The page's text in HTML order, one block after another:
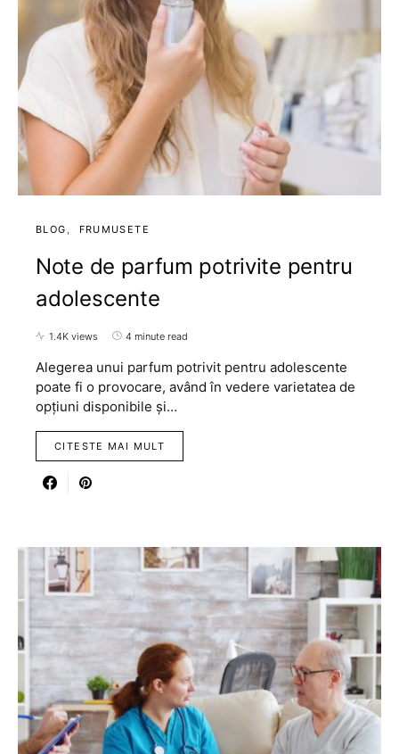
BLOG FRUMUSETE
Note de parfum potrivite pentru
adolescente
1.4K views 4 minute read
Alegerea unui parfum potrivit pentru adolescente
poate fi o provocare, având în vedere varietatea de
opțiuni disponibile și…
CITESTE MAI MULT